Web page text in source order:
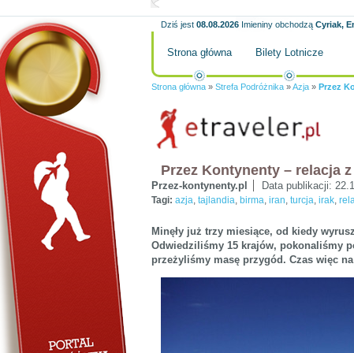
Dziś jest 08.08.2026 Imieniny obchodzą Cyriak,
Strona główna Bilety Lotnicze
Strona główna » Strefa Podróżnika »Azja » Przez
Przez Kontynenty – relacja
Przez-kontynenty.pl Data publikacji:
Tagi: azja, tajlandia, birma, iran, turcja, irak,
Minęły już trzy miesiące, od kiedy
Odwiedziliśmy 15 krajów, pokonaliśmy
przeżyliśmy masę przygód. Czas więc